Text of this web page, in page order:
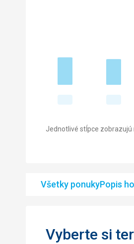
Jednotlivé stĺpce zobrazujú
Všetky ponukyPopis
Vyberte si